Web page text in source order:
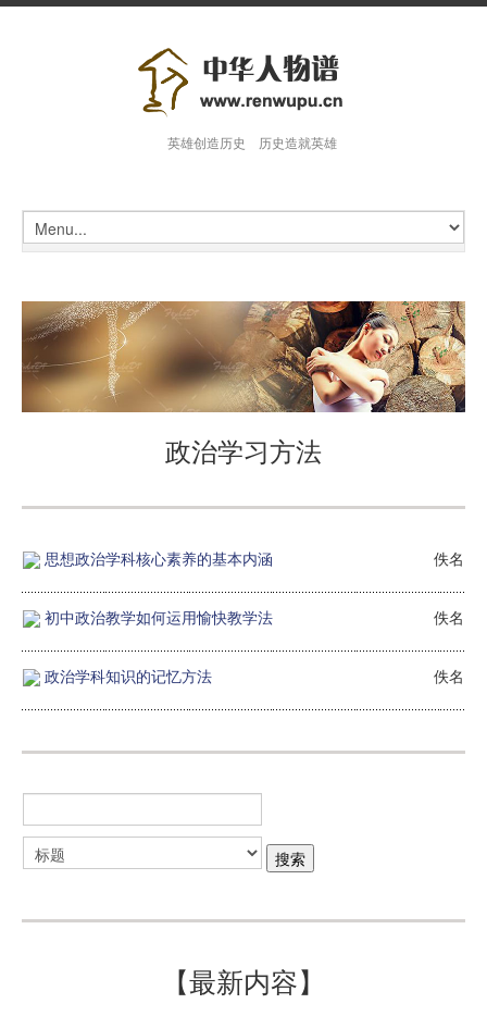
英雄创造历史 历史造就英雄
政治学习方法
思想政治学科核心素养的基本内涵 佚名
初中政治教学如何运用愉快教学法 佚名
政治学科知识的记忆方法 佚名
【最新内容】